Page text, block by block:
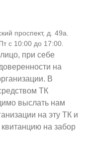
проспект, д. 49а.
с 10:00 до 17:00.
при себе
на
В
ТК
выслать нам
на эту ТК и
на забор